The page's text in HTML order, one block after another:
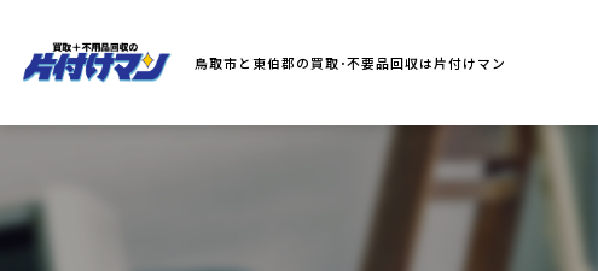
鳥取市と東伯郡の買取･不要品回収は片付けマン